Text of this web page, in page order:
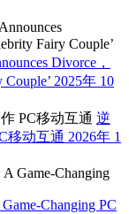
Divorce，
Couple’ 2025年 10
逆
移动互通 2026年 1
Changing PC